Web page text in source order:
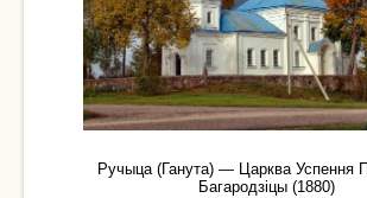
Ручыца (Ганута) — Царква Успення
Багародзіцы (1880)